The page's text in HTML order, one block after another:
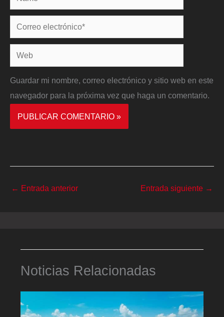
Correo
electrónico*
Web
Guardar mi nombre, correo electrónico y sitio web en este
navegador para la próxima vez que haga un comentario.
← Entrada anterior Entrada siguiente →
Noticias Relacionadas